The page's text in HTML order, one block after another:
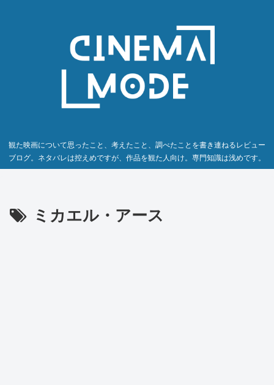
観た映画について思ったこと、考えたこと、調べたことを書き連ねるレビュー
ブログ。ネタバレは控えめですが、作品を観た人向け。専門知識は浅めです。
ミカエル・アース